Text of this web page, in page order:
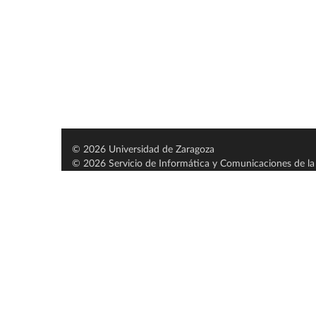
© 2026 Universidad de Zaragoza
© 2026 Servicio de Informática y Comunicaciones de la